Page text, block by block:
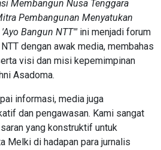
Membangun Nusa Tenggara
Pembangunan Menyatukan
Bangun NTT'"ini menjadi forum
dengan awak media, membahas
visi dan misi kepemimpinan
Asadoma.
informasi, media juga
dan pengawasan. Kami sangat
yang konstruktif untuk
Melki di hadapan para jurnalis